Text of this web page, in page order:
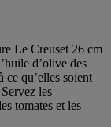
Le Creuset 26 cm
d’olive des
ce qu’elles soient
les
tomates et les